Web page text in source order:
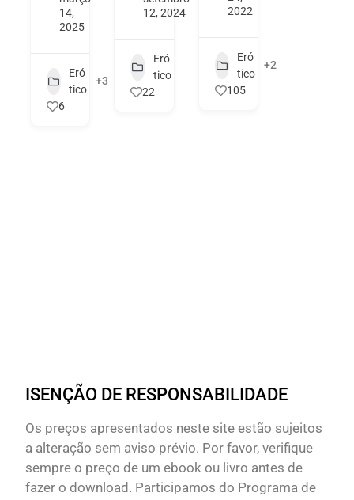
14,
2025
Eró
tico
+3
6
12, 2024
Eró
tico
22
2022
Eró
tico
+2
105
ISENÇÃO DE RESPONSABILIDADE
Os preços apresentados neste site estão sujeitos
a alteração sem aviso prévio. Por favor, verifique
sempre o preço de um ebook ou livro antes de
fazer o download. Participamos do Programa de